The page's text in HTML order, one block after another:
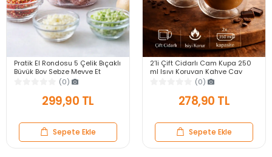
Pratik El Rondosu 5 Çelik Bıçaklı
Büyük Boy Sebze Meyve Et
Soğan Doğrayıcı Blender Rende
(0)
299,90 TL
Sepete Ekle
2’li Çift Cidarlı Cam Kupa 250
ml Isıyı Koruyan Kahve Çay
Fincanı Kulplu Espresso Cam
(0)
278,90 TL
Sepete Ekle